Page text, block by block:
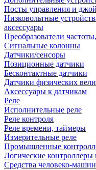
Посты управления и
Низковольтные
аксессуары
Преобразователи
Сигнальные колонны
Датчики/сенсоры
Позиционные датчики
Бесконтактные датчики
Датчики физических
Аксессуары к датчикам
Реле
Исполнительные реле
Реле контроля
Реле времени, таймеры
Измерительные реле
Промышленные
Логические контроллеры
Средства человеко-